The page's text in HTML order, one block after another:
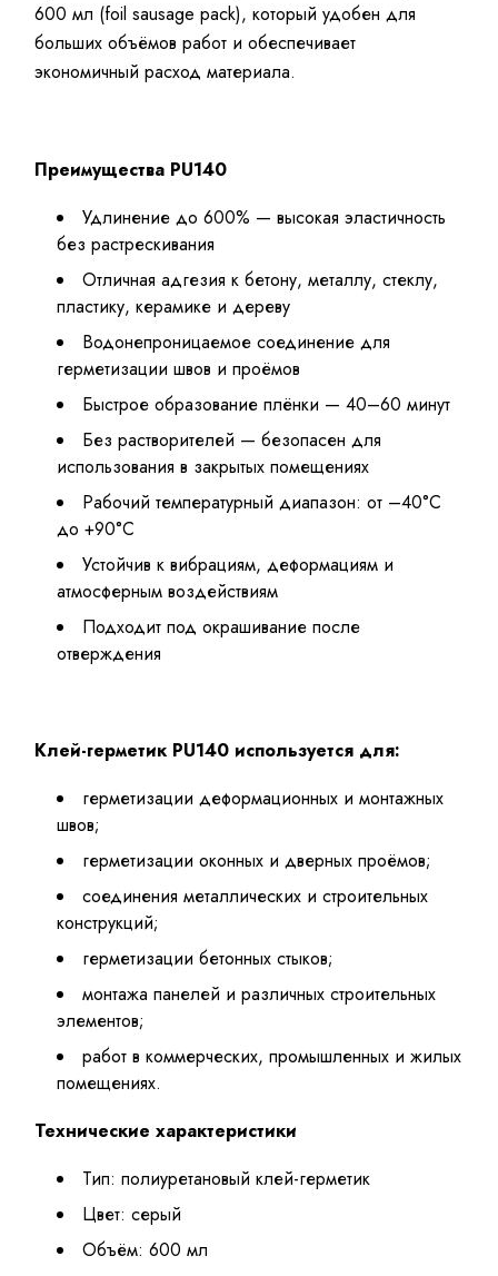
600 мл (foil sausage pack), который удобен для
больших объёмов работ и обеспечивает
экономичный расход материала.
Преимущества PU140
Удлинение до 600% — высокая эластичность
без растрескивания
Отличная адгезия к бетону, металлу, стеклу,
пластику, керамике и дереву
Водонепроницаемое соединение для
герметизации швов и проёмов
Быстрое образование плёнки — 40–60 минут
Без растворителей — безопасен для
использования в закрытых помещениях
Рабочий температурный диапазон: от –40°C
до +90°C
Устойчив к вибрациям, деформациям и
атмосферным воздействиям
Подходит под окрашивание после
отверждения
Клей-герметик PU140 используется для:
герметизации деформационных и монтажных
швов;
герметизации оконных и дверных проёмов;
соединения металлических и строительных
конструкций;
герметизации бетонных стыков;
монтажа панелей и различных строительных
элементов;
работ в коммерческих, промышленных и жилых
помещениях.
Технические характеристики
Тип: полиуретановый клей-герметик
Цвет: серый
Объём: 600 мл